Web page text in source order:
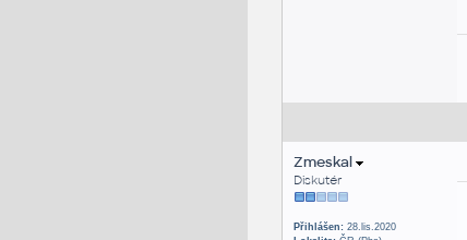
Zmeskal
Diskutér
Přihlášen:28.lis.2020